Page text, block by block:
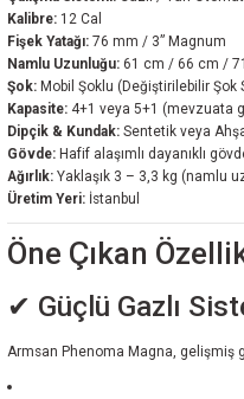
Kalibre: 12 Cal
Fişek Yatağı: 76 mm / 3” Magnum
Namlu Uzunluğu: 61 cm / 66 cm /
Şok: Mobil Şoklu (Değiştirilebilir Şok
Kapasite: 4+1 veya 5+1 (mevzuata
Dipçik & Kundak: Sentetik veya
Gövde: Hafif alaşımlı dayanıklı
Ağırlık: Yaklaşık 3 – 3,3 kg (namlu
Üretim Yeri: İstanbul
Öne Çıkan
✔ Güçlü Gazlı
Armsan Phenoma Magna, gelişmiş